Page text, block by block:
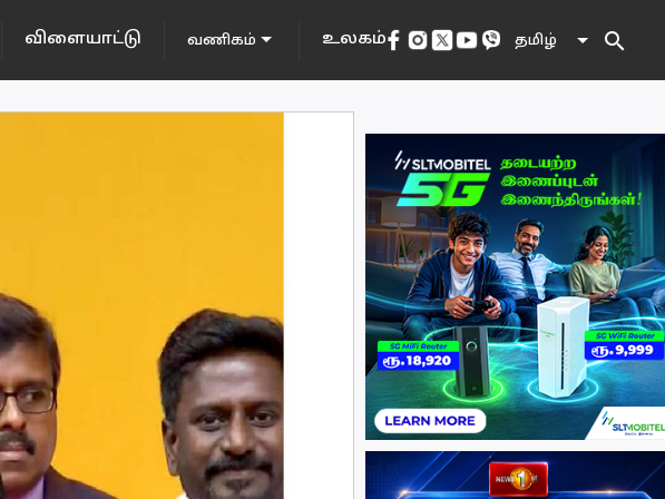
விளையாட்டு வணிகம் உலகம் தமிழ் search